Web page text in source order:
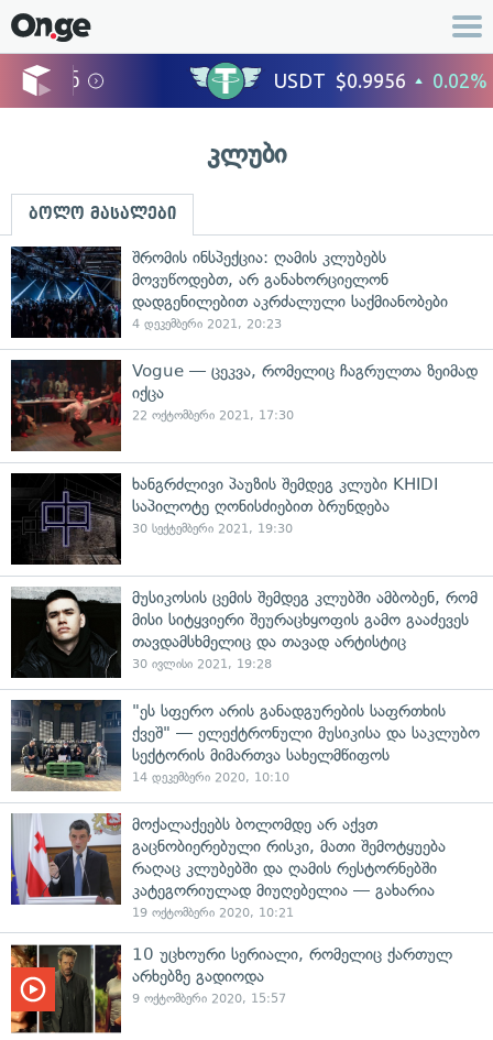
კლუბი
ბოლო მასალები
შრომის ინსპექცია: ღამის კლუბებს
მოვუწოდებთ, არ განახორციელონ
დადგენილებით აკრძალული საქმიანობები
4 დეკემბერი 2021, 20:23
Vogue — ცეკვა, რომელიც ჩაგრულთა ზეიმად
იქცა
22 ოქტომბერი 2021, 17:30
ხანგრძლივი პაუზის შემდეგ კლუბი KHIDI
საპილოტე ღონისძიებით ბრუნდება
30 სექტემბერი 2021, 19:30
მუსიკოსის ცემის შემდეგ კლუბში ამბობენ, რომ
მისი სიტყვიერი შეურაცხყოფის გამო გააძევეს
თავდამსხმელიც და თავად არტისტიც
30 ივლისი 2021, 19:28
"ეს სფერო არის განადგურების საფრთხის
ქვეშ" — ელექტრონული მუსიკისა და საკლუბო
სექტორის მიმართვა სახელმწიფოს
14 დეკემბერი 2020, 10:10
მოქალაქეებს ბოლომდე არ აქვთ
გაცნობიერებული რისკი, მათი შემოტყუება
რაღაც კლუბებში და ღამის რესტორნებში
კატეგორიულად მიუღებელია — გახარია
19 ოქტომბერი 2020, 10:21
10 უცხოური სერიალი, რომელიც ქართულ
არხებზე გადიოდა
9 ოქტომბერი 2020, 15:57